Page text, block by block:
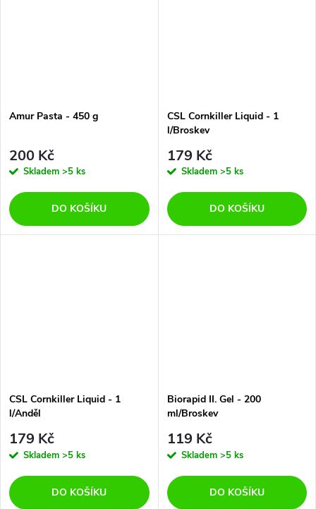
Amur Pasta - 450 g
200 Kč
Skladem >5 ks
DO KOŠÍKU
CSL Cornkiller Liquid - 1
l/Broskev
179 Kč
Skladem >5 ks
DO KOŠÍKU
CSL Cornkiller Liquid - 1
l/Anděl
179 Kč
Skladem >5 ks
DO KOŠÍKU
Biorapid II. Gel - 200
ml/Broskev
119 Kč
Skladem >5 ks
DO KOŠÍKU